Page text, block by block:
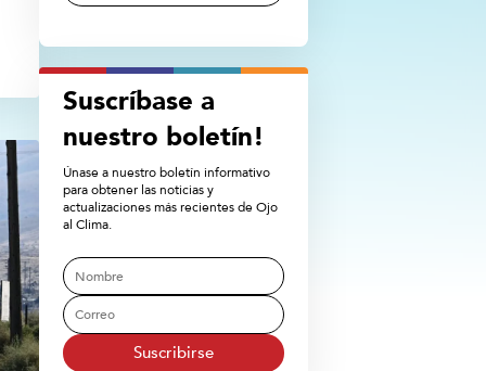
Suscríbase a
nuestro boletín!
Únase a nuestro boletín informativo
para obtener las noticias y
actualizaciones más recientes de Ojo
al Clima.
Suscribirse